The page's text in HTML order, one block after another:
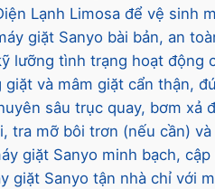
Lạnh Limosa để vệ sinh
giặt Sanyo bài bản, an
lưỡng tình trạng hoạt động
giặt và mâm giặt cẩn thận,
sâu trục quay, bơm xả
tra mỡ bôi trơn (nếu cần)
giặt Sanyo minh bạch,
giặt Sanyo tận nhà chỉ với